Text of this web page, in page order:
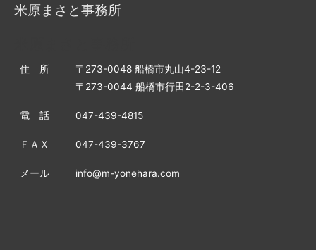
米原まさと事務所
住 所
〒273-0048 船橋市丸山4-23-12
〒273-0044 船橋市行田2-2-3-406
電 話 047-439-4815
ＦＡＸ 047-439-3767
メール info@m-yonehara.com